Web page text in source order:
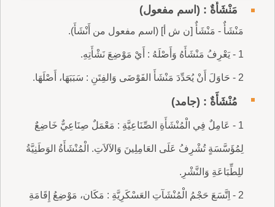
مَنْشَأَةٌ : (اسم مفعول)
مَنْشَأٌ - مَنْشَأٌ [ن ش أ] (اسم مفعول من أَنْشَأَ).
1 - يَعْرِفُ مَنْشَأَهُ وَأَصْلَهُ : أَيْ مَوْضِعَ نَشْأَتِهِ.
2 - حَاوَلَ أَنْ يُحَدِّدَ مَنْشَأَ‏ الفَوْضَى وَالفِتَنِ : سَبَبَهَا، أَصْلَهَا.
مُنْشَأَةٌ : (جامد)
1 - عَامِلٌ فِي الْمُنْشَأَةِ الصِّنَاعِيَّةِ : مَعْمَلٌ صِنَاعِيٌّ خَاضِعٌ
لِمُؤَسَّسَةٍ تُشْرِفُ عَلَى العَامِلِينَ وَالآلاَتِ. الْمُنْشَأَةُ الوَطَنِيَّةُ
للِطِّبَاعَةِ وَالنَّشْرِ.
2 - اِتَّسَعَ حَجْمُ الْمُنْشَآتِ العَسْكَرِيَّةِ : مَكَان، مَوْضِعُ إِقَامَةِ